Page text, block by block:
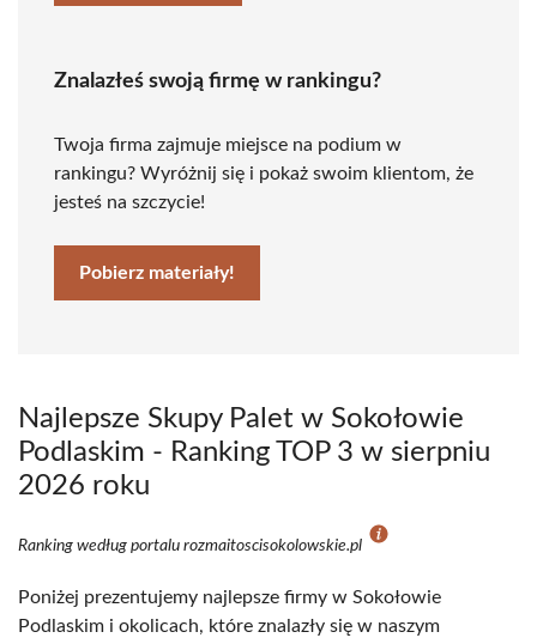
Znalazłeś swoją firmę w rankingu?
Twoja firma zajmuje miejsce na podium w
rankingu? Wyróżnij się i pokaż swoim klientom, że
jesteś na szczycie!
Pobierz materiały!
Najlepsze Skupy Palet w Sokołowie
Podlaskim - Ranking TOP 3 w sierpniu
2026 roku
Ranking według portalu rozmaitoscisokolowskie.pl
Poniżej prezentujemy najlepsze firmy w Sokołowie
Podlaskim i okolicach, które znalazły się w naszym